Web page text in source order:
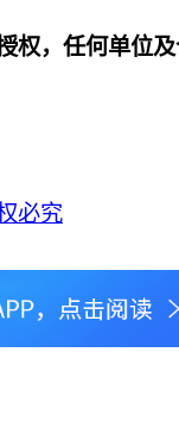
权，任何单位
必究